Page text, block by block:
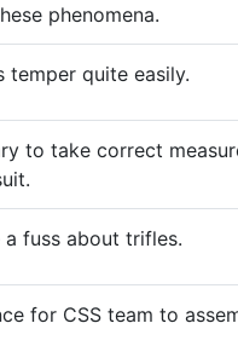
phenomena.
temper quite easily.
to take correct
a fuss about trifles.
for CSS team to